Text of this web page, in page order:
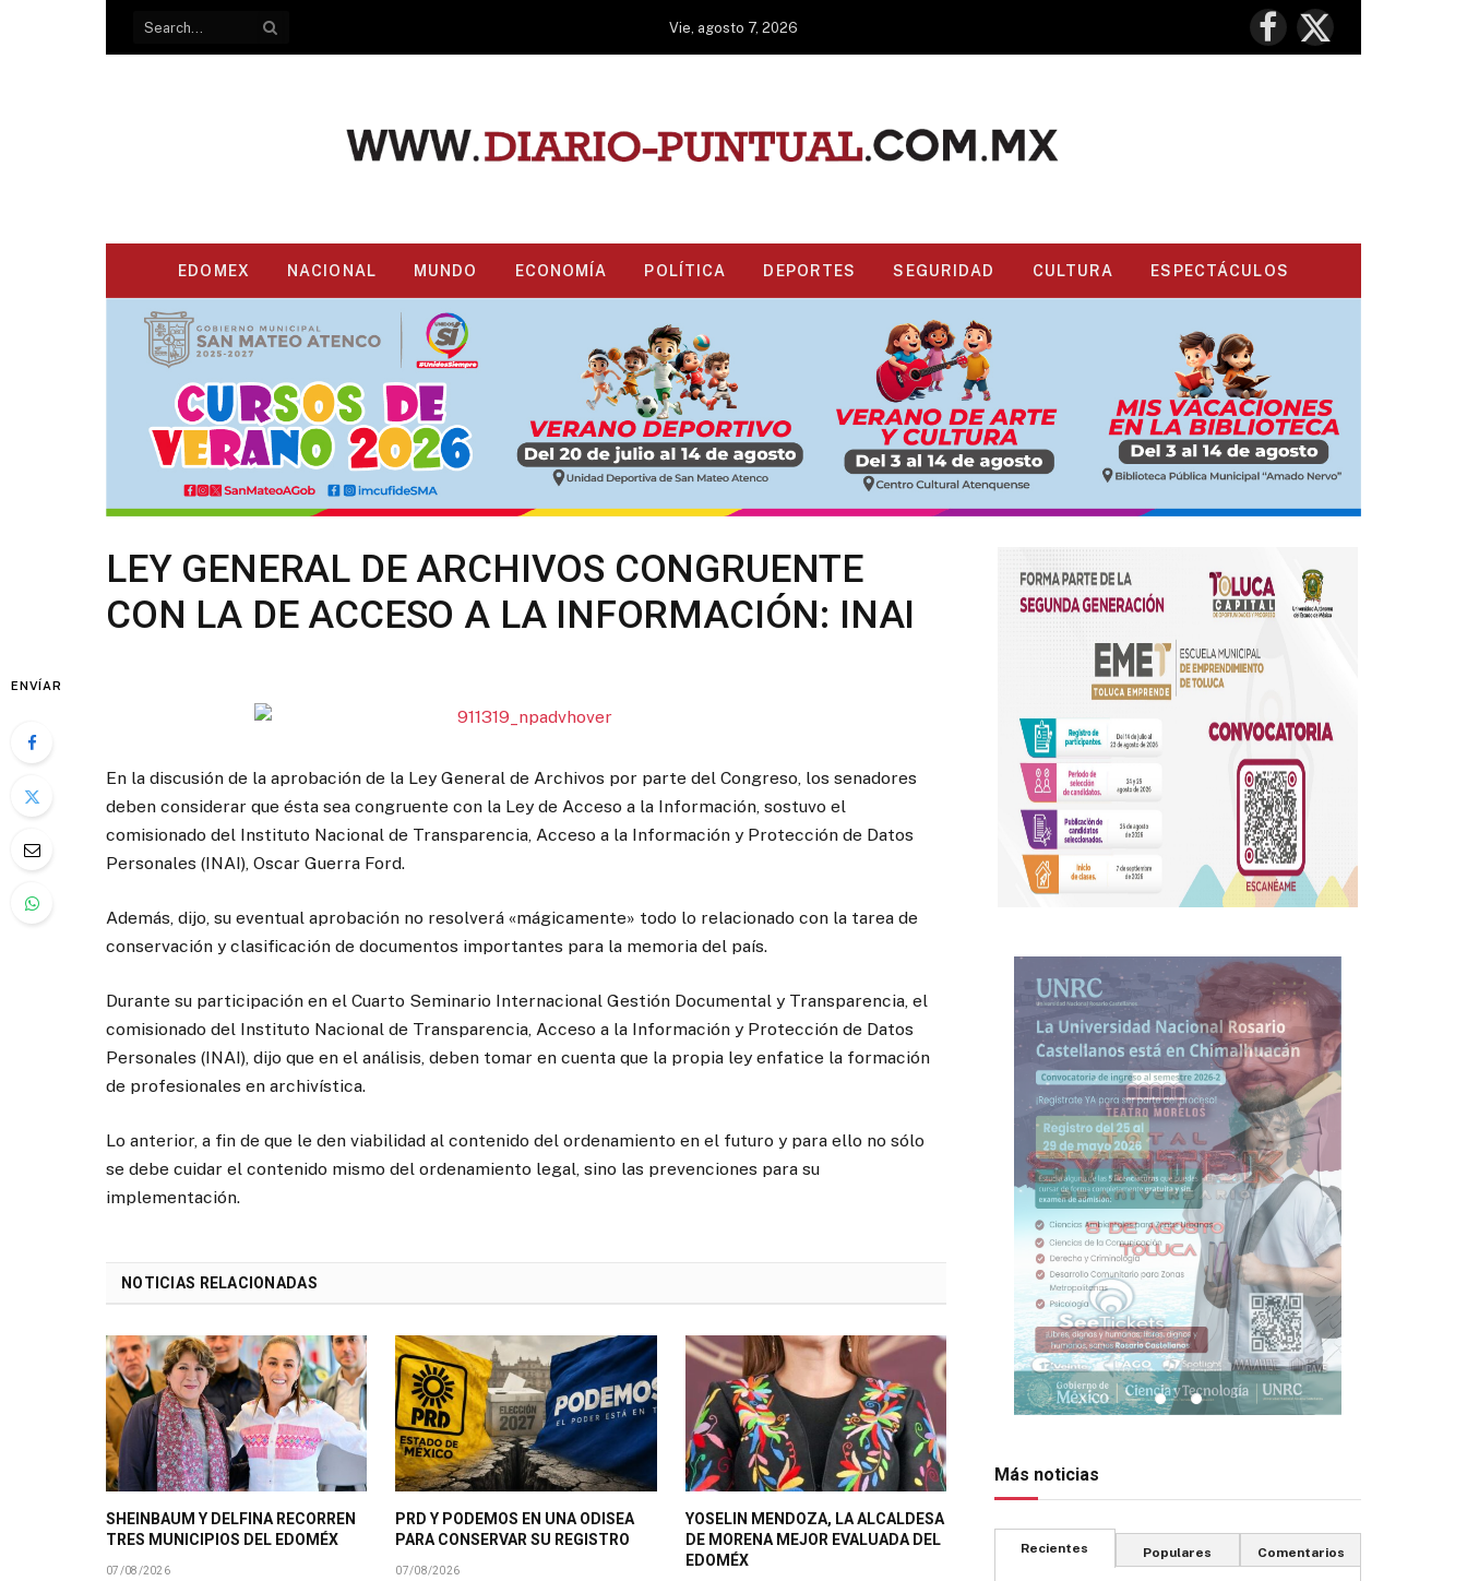
Vie, agosto 7, 2026
Facebook
X
(Twitter)
EDOMEX NACIONAL MUNDO ECONOMÍA POLÍTICA DEPORTES SEGURIDAD CULTURA ESPECTÁCULOS
LEY GENERAL DE ARCHIVOS CONGRUENTE
CON LA DE ACCESO A LA INFORMACIÓN: INAI
ENVÍAR
En la discusión de la aprobación de la Ley General de Archivos por parte del Congreso, los senadores
deben considerar que ésta sea congruente con la Ley de Acceso a la Información, sostuvo el
comisionado del Instituto Nacional de Transparencia, Acceso a la Información y Protección de Datos
Personales (INAI), Oscar Guerra Ford.
Además, dijo, su eventual aprobación no resolverá «mágicamente» todo lo relacionado con la tarea de
conservación y clasificación de documentos importantes para la memoria del país.
Durante su participación en el Cuarto Seminario Internacional Gestión Documental y Transparencia, el
comisionado del Instituto Nacional de Transparencia, Acceso a la Información y Protección de Datos
Personales (INAI), dijo que en el análisis, deben tomar en cuenta que la propia ley enfatice la formación
de profesionales en archivística.
Lo anterior, a fin de que le den viabilidad al contenido del ordenamiento en el futuro y para ello no sólo
se debe cuidar el contenido mismo del ordenamiento legal, sino las prevenciones para su
implementación.
NOTICIAS RELACIONADAS
SHEINBAUM Y DELFINA RECORREN
TRES MUNICIPIOS DEL EDOMÉX
07/08/2026
PRD Y PODEMOS EN UNA ODISEA
PARA CONSERVAR SU REGISTRO
07/08/2026
YOSELIN MENDOZA, LA ALCALDESA
DE MORENA MEJOR EVALUADA DEL
EDOMÉX
Más noticias
Recientes Populares Comentarios